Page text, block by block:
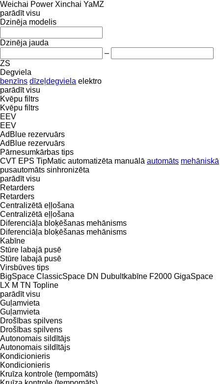
Weichai Power Xinchai YaMZ
parādīt visu
Dzinēja modelis
Dzinēja jauda
–
ZS
Degviela
benzīns dīzeļdegviela elektro
parādīt visu
Kvēpu filtrs
Kvēpu filtrs
EEV
EEV
AdBlue rezervuārs
AdBlue rezervuārs
Pārnesumkārbas tips
CVT EPS TipMatic automatizēta manuālā automāts mehāniskā
pusautomāts sinhronizēta
parādīt visu
Retarders
Retarders
Centralizētā eļļošana
Centralizētā eļļošana
Diferenciāļa bloķēšanas mehānisms
Diferenciāļa bloķēšanas mehānisms
Kabīne
Stūre labajā pusē
Stūre labajā pusē
Virsbūves tips
BigSpace ClassicSpace DN Dubultkabīne F2000 GigaSpace
LX M TN Topline
parādīt visu
Guļamvieta
Guļamvieta
Drošības spilvens
Drošības spilvens
Autonomais sildītājs
Autonomais sildītājs
Kondicionieris
Kondicionieris
Kruīza kontrole (tempomāts)